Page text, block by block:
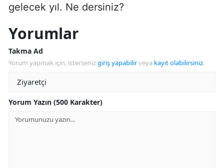
gelecek yıl. Ne dersiniz?
Yorumlar
Takma Ad
Yorum yapmak için, istersenizgiriş yapabilirveya kayıt olabilirsiniz.
Yorum Yazın (500 Karakter)